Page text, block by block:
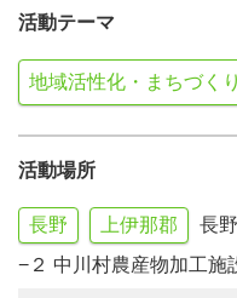
活動テーマ
地域活性化・まちづくり
活動場所
長野 上伊那郡
長
−２ 中川村農産物加工施